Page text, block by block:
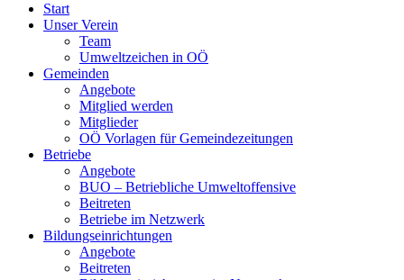
Start
Unser Verein
Team
Umweltzeichen in OÖ
Gemeinden
Angebote
Mitglied werden
Mitglieder
OÖ Vorlagen für Gemeindezeitungen
Betriebe
Angebote
BUO – Betriebliche Umweltoffensive
Beitreten
Betriebe im Netzwerk
Bildungseinrichtungen
Angebote
Beitreten